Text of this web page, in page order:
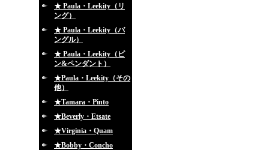
★ Paula・Leekity（リ
ング）
★ Paula・Leekity（バ
ングル）
★ Paula・Leekity（ピ
ン&ペンダント）
★Paula・Leekity（その
他）
★Tamara・Pinto
★Beverly・Etsate
★Virginia・Quam
★Bobby・Concho